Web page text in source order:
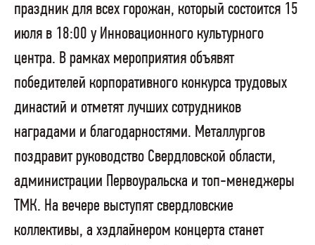
праздник для всех горожан, который состоится 15
июля в 18:00 у Инновационного культурного
центра. В рамках мероприятия объявят
победителей корпоративного конкурса трудовых
династий и отметят лучших сотрудников
наградами и благодарностями. Металлургов
поздравит руководство Свердловской области,
администрации Первоуральска и топ-менеджеры
ТМК. На вечере выступят свердловские
коллективы, а хэдлайнером концерта станет